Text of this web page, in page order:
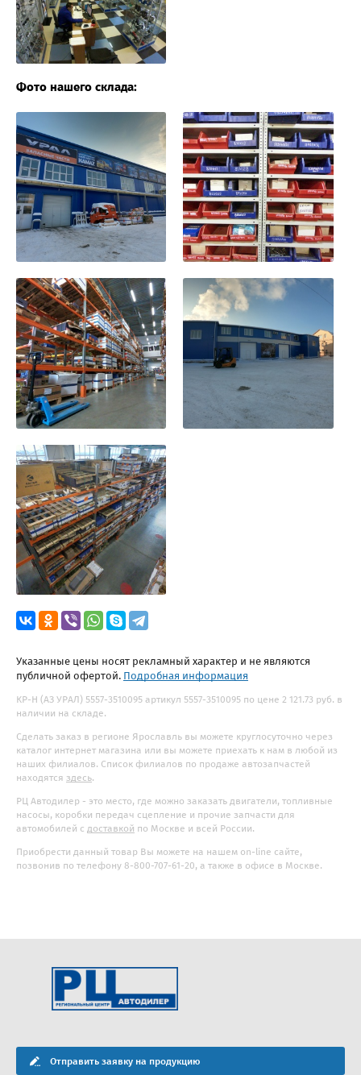
Фото нашего склада:
Указанные цены носят рекламный характер и не являются
публичной офертой. Подробная информация
КР-Н (АЗ УРАЛ) 5557-3510095 артикул 5557-3510095 по цене 2 121.73 руб. в
наличии на складе.
Сделать заказ в регионе Ярославль вы можете круглосуточно через
каталог интернет магазина или вы можете приехать к нам в любой из
наших филиалов. Список филиалов по продаже автозапчастей
находятся здесь.
РЦ Автодилер - это место, где можно заказать двигатели, топливные
насосы, коробки передач сцепление и прочие запчасти для
автомобилей с доставкой по Москве и всей России.
Приобрести данный товар Вы можете на нашем on-line сайте,
позвонив по телефону 8-800-707-61-20, а также в офисе в Москве.
Отправить заявку на продукцию